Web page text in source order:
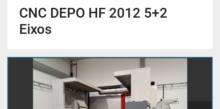
CNC DEPO HF 2012 5+2
Eixos